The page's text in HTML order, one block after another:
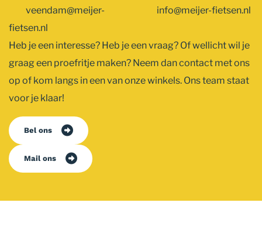
veendam@meijer-
fietsen.nl
info@meijer-fietsen.nl
Heb je een interesse? Heb je een vraag? Of wellicht wil je
graag een proefritje maken? Neem dan contact met ons
op of kom langs in een van onze winkels. Ons team staat
voor je klaar!
Bel ons
Mail ons